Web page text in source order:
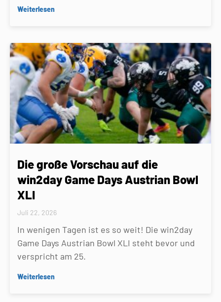
Weiterlesen
Die große Vorschau auf die
win2day Game Days Austrian Bowl
XLI
Juli 22, 2026
In wenigen Tagen ist es so weit! Die win2day
Game Days Austrian Bowl XLI steht bevor und
verspricht am 25.
Weiterlesen